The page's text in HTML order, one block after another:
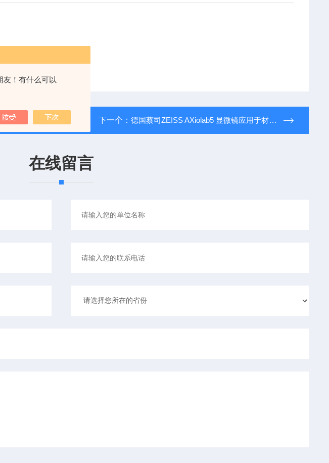
友！有什么可以
测 返回列表 下一个： 德国蔡司ZEISS AXiolab5 显微镜应用于材料分析研究
在线留言